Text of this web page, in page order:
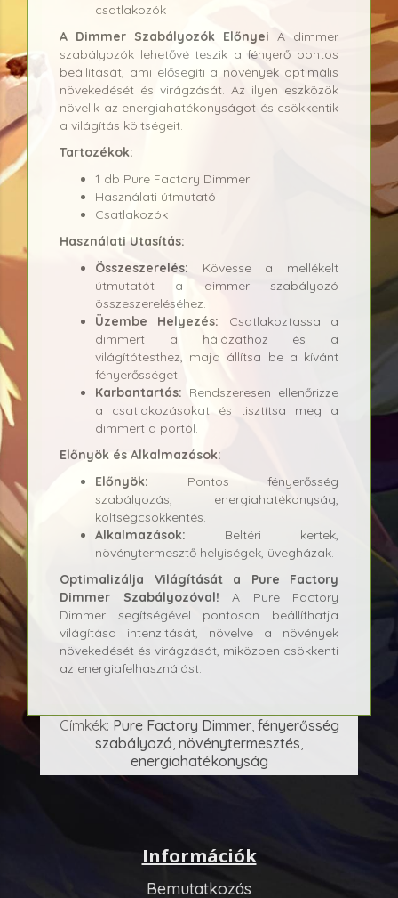
csatlakozók
A Dimmer Szabályozók Előnyei A dimmer
szabályozók lehetővé teszik a fényerő pontos
beállítását, ami elősegíti a növények optimális
növekedését és virágzását. Az ilyen eszközök
növelik az energiahatékonyságot és csökkentik
a világítás költségeit.
Tartozékok:
1 db Pure Factory Dimmer
Használati útmutató
Csatlakozók
Használati Utasítás:
Összeszerelés: Kövesse a mellékelt
útmutatót a dimmer szabályozó
összeszereléséhez.
Üzembe Helyezés: Csatlakoztassa a
dimmert a hálózathoz és a
világítótesthez, majd állítsa be a kívánt
fényerősséget.
Karbantartás: Rendszeresen ellenőrizze
a csatlakozásokat és tisztítsa meg a
dimmert a portól.
Előnyök és Alkalmazások:
Előnyök: Pontos fényerősség
szabályozás, energiahatékonyság,
költségcsökkentés.
Alkalmazások: Beltéri kertek,
növénytermesztő helyiségek, üvegházak.
Optimalizálja Világítását a Pure Factory
Dimmer Szabályozóval! A Pure Factory
Dimmer segítségével pontosan beállíthatja
világítása intenzitását, növelve a növények
növekedését és virágzását, miközben csökkenti
az energiafelhasználást.
Címkék: Pure Factory Dimmer, fényerősség
szabályozó, növénytermesztés,
energiahatékonyság
Információk
Bemutatkozás